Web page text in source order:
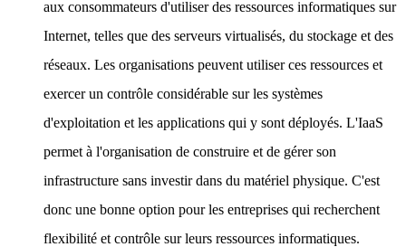
aux consommateurs d'utiliser des ressources informatiques sur
Internet, telles que des serveurs virtualisés, du stockage et des
réseaux. Les organisations peuvent utiliser ces ressources et
exercer un contrôle considérable sur les systèmes
d'exploitation et les applications qui y sont déployés. L'IaaS
permet à l'organisation de construire et de gérer son
infrastructure sans investir dans du matériel physique. C'est
donc une bonne option pour les entreprises qui recherchent
flexibilité et contrôle sur leurs ressources informatiques.